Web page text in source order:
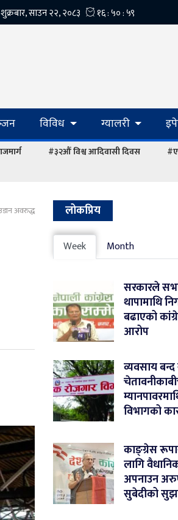
विविध ग्यालरी
#३२औं विश्व आदिवासी दिवस
अवरुद्ध लोकप्रिय
Week Month
सरकारले
थापामाथि
बढाएको
आरोप
व्यवसाय बन्द
विभागको
काङ्ग्रेस
लागि
अपनाउन
सुबेदीको